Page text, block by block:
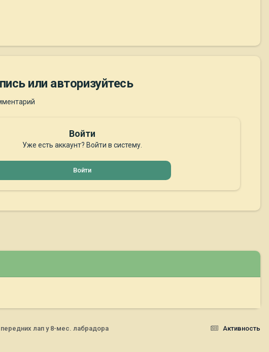
или авторизуйтесь
Войти
Уже есть аккаунт? Войти в систему.
Войти
Активность
лап у 8-мес. лабрадора